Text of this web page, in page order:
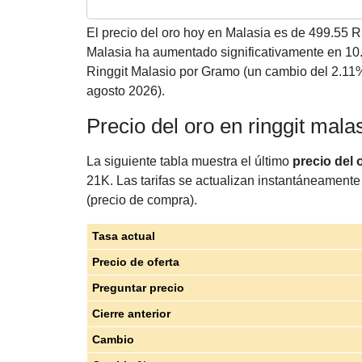
El precio del oro hoy en Malasia es de 499.55
Malasia ha aumentado significativamente en
Ringgit Malasio por Gramo (un cambio del
agosto 2026).
Precio del oro en ringgit
La siguiente tabla muestra el último precio del
21K. Las tarifas se actualizan
(precio de compra).
Tasa actual
Precio de oferta
Preguntar precio
Cierre anterior
Cambio